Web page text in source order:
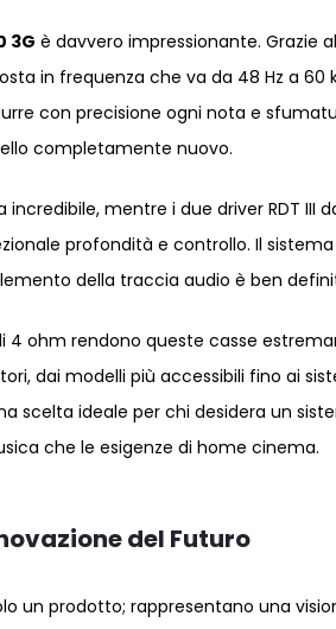
3G è davvero impressionante. Grazie
in frequenza che va da 48 Hz a 60
con precisione ogni nota e
completamente nuovo.
mentre i due driver RDT III
profondità e controllo. Il
della traccia audio è ben
4 ohm rendono queste casse
dai modelli più accessibili fino ai
scelta ideale per chi desidera un
che le esigenze di home cinema.
del Futuro
un prodotto; rappresentano una